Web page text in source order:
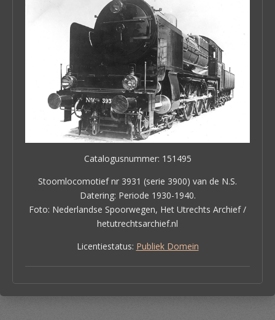
Catalogusnummer: 151495
Stoomlocomotief nr 3931 (serie 3900) van de N.S.
Datering: Periode 1930-1940.
Foto: Nederlandse Spoorwegen, Het Utrechts Archief /
hetutrechtsarchief.nl
Licentiestatus: Publiek Domein